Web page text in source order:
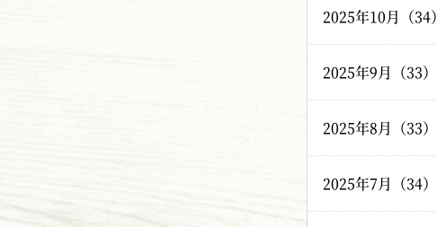
2025年10月（34）
2025年9月（33）
2025年8月（33）
2025年7月（34）